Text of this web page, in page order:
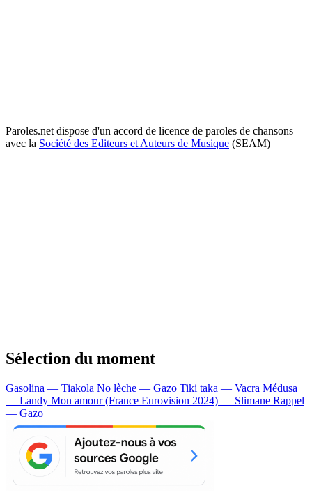
Paroles.net dispose d'un accord de licence de paroles de chansons
avec la Société des Editeurs et Auteurs de Musique (SEAM)
Sélection du moment
Gasolina — Tiakola No lèche — Gazo Tiki taka — Vacra Médusa
— Landy Mon amour (France Eurovision 2024) — Slimane Rappel
— Gazo